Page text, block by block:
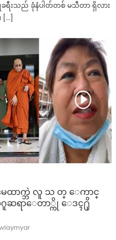
းသည် ခုံနံပါတ်တစ် မသီတာ ရှိလား
ာက္ဘဲ လူ သ တ္ ေကာင္
ဂူဆရာေတာ္ကို ေဒၚ႐ို